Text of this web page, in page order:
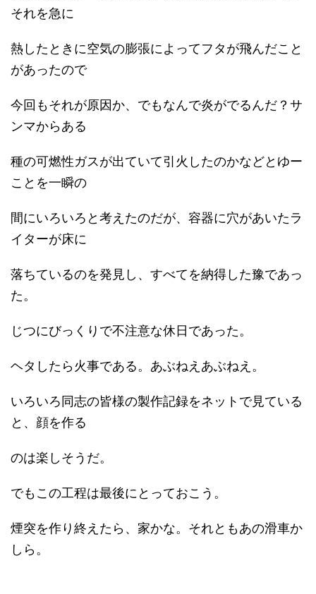
それを急に
熱したときに空気の膨張によってフタが飛んだこと
があったので
今回もそれが原因か、でもなんで炎がでるんだ？サ
ンマからある
種の可燃性ガスが出ていて引火したのかなどとゆー
ことを一瞬の
間にいろいろと考えたのだが、容器に穴があいたラ
イターが床に
落ちているのを発見し、すべてを納得した豫であっ
た。
じつにびっくりで不注意な休日であった。
ヘタしたら火事である。あぶねえあぶねえ。
いろいろ同志の皆様の製作記録をネットで見ている
と、顔を作る
のは楽しそうだ。
でもこの工程は最後にとっておこう。
煙突を作り終えたら、家かな。それともあの滑車か
しら。